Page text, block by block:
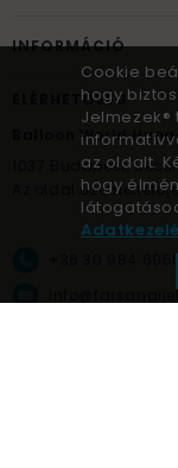
INFORMÁCIÓ
ELÉRHETŐSÉG
Balloon World
Budapest,
Az oldal
+36 30 984
Cookie
hogy
Jelmezek®
az oldalt.
hogy